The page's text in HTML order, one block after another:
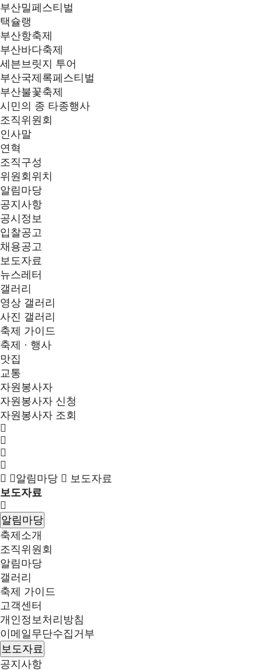
부산밀페스티벌
택슐랭
부산항축제
부산바다축제
세븐브릿지 투어
부산국제록페스티벌
부산불꽃축제
시민의 종 타종행사
조직위원회
인사말
연혁
조직구성
위원회위치
알림마당
공지사항
공시정보
입찰공고
채용공고
보도자료
뉴스레터
갤러리
영상 갤러리
사진 갤러리
축제 가이드
축제 · 행사
맛집
교통
자원봉사자
자원봉사자 신청
자원봉사자 조회
알림마당
보도자료
보도자료
알림마당
축제소개
조직위원회
알림마당
갤러리
축제 가이드
고객센터
개인정보처리방침
이메일무단수집거부
보도자료
공지사항